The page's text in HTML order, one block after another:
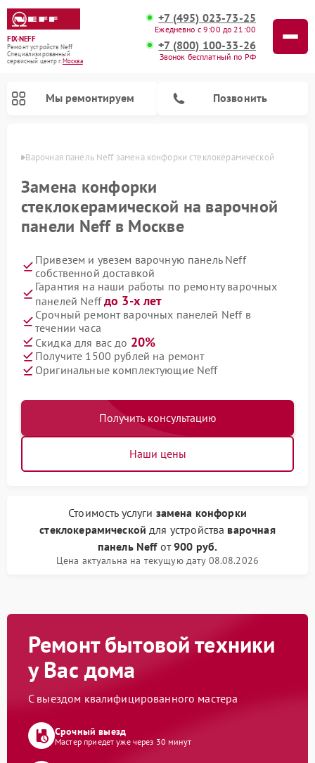
FIX-NEFF
Ремонт устройств Neff
Специализированный
cервисный центр г.Москва
+7 (495) 023-73-25
Ежедневно с 9:00 до 21:00
+7 (800) 100-33-26
Звонок бесплатный по РФ
Мы ремонтируем Позвонить
Варочная панель Neff замена конфорки стеклокерамической
Замена конфорки
стеклокерамической на варочной
панели Neff в Москве
Привезем и увезем варочную панель Neff
собственной доставкой
Гарантия на наши работы по ремонту варочных
панелей Neffдо 3-х лет
Срочный ремонт варочных панелей Neff в
течении часа
Скидка для вас до 20%
Получите 1500 рублей на ремонт
Оригинальные комплектующие Neff
Получить консультацию
Наши цены
Стоимость услуги замена конфорки
стеклокерамической для устройства варочная
панель Neffот900 руб.
Цена актуальна на текущую дату 08.08.2026
Ремонт бытовой техники
у Вас дома
С выездом квалифицированного мастера
Срочный выезд
Мастер приедет уже через 30 минут